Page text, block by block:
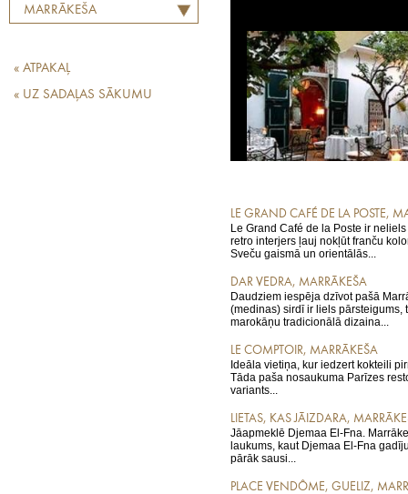
MARRĀKEŠA
« ATPAKAĻ
« UZ SADAĻAS SĀKUMU
LE GRAND CAFÉ DE LA POSTE,
Le Grand Café de la Poste ir
retro interjers ļauj nokļūt franču
Sveču gaismā un orientālās...
DAR VEDRA, MARRĀKEŠA
Daudziem iespēja dzīvot pašā
(medinas) sirdī ir liels pārsteigums,
marokāņu tradicionālā dizaina...
LE COMPTOIR, MARRĀKEŠA
Ideāla vietiņa, kur iedzert kokteili
Tāda paša nosaukuma Parīzes
variants...
LIETAS, KAS JĀIZDARA,
Jāapmeklē Djemaa El-Fna.
laukums, kaut Djemaa El-Fna
pārāk sausi...
PLACE VENDÔME, GUELIZ,